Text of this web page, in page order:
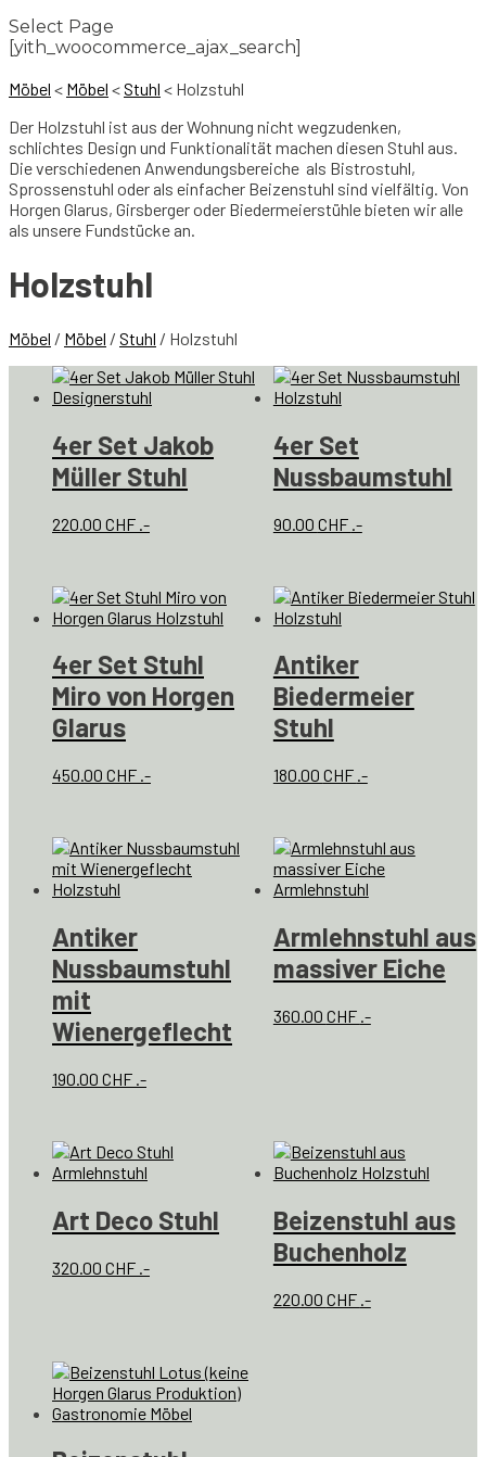
Select Page
[yith_woocommerce_ajax_search]
Möbel < Möbel <Stuhl < Holzstuhl
Der Holzstuhl ist aus der Wohnung nicht wegzudenken,
schlichtes Design und Funktionalität machen diesen Stuhl aus.
Die verschiedenen Anwendungsbereiche als Bistrostuhl,
Sprossenstuhl oder als einfacher Beizenstuhl sind vielfältig. Von
Horgen Glarus, Girsberger oder Biedermeierstühle bieten wir alle
als unsere Fundstücke an.
Holzstuhl
Möbel / Möbel / Stuhl / Holzstuhl
4er Set Jakob
Müller Stuhl
220.00 CHF .-
4er Set
Nussbaumstuhl
90.00 CHF .-
4er Set Stuhl
Miro von Horgen
Glarus
450.00 CHF .-
Antiker
Biedermeier
Stuhl
180.00 CHF .-
Antiker
Nussbaumstuhl
mit
Wienergeflecht
190.00 CHF .-
Armlehnstuhl aus
massiver Eiche
360.00 CHF .-
Art Deco Stuhl
320.00 CHF .-
Beizenstuhl aus
Buchenholz
220.00 CHF .-